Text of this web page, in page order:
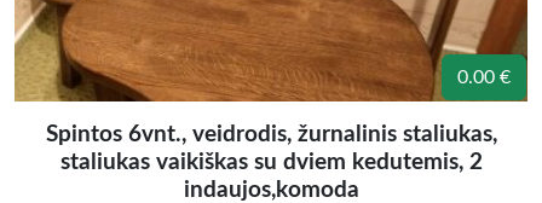
0.00 €
Spintos 6vnt., veidrodis, žurnalinis staliukas,
staliukas vaikiškas su dviem kedutemis, 2
indaujos,komoda